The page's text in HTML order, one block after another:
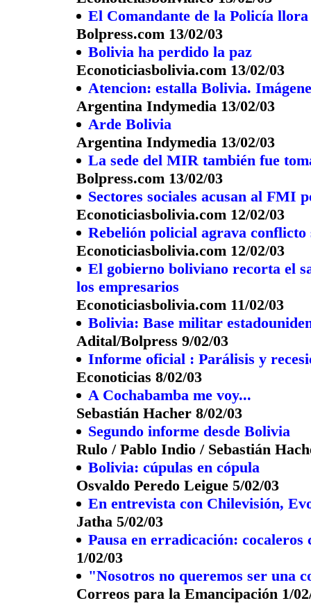
El Comandante de la Policía
Bolpress.com 13/02/03
Bolivia ha perdido la paz
Econoticiasbolivia.com 13/02/03
Atencion: estalla Bolivia.
Argentina Indymedia 13/02/03
Arde Bolivia
Argentina Indymedia 13/02/03
La sede del MIR también fue
Bolpress.com 13/02/03
Sectores sociales acusan al FMI
Econoticiasbolivia.com 12/02/03
Rebelión policial agrava conflicto
Econoticiasbolivia.com 12/02/03
El gobierno boliviano recorta el
los empresarios
Econoticiasbolivia.com 11/02/03
Bolivia: Base militar
Adital/Bolpress 9/02/03
Informe oficial : Parálisis y
Econoticias 8/02/03
A Cochabamba me voy...
Sebastián Hacher 8/02/03
Segundo informe desde Bolivia
Rulo / Pablo Indio / Sebastián
Bolivia: cúpulas en cópula
Osvaldo Peredo Leigue 5/02/03
En entrevista con Chilevisión,
Jatha 5/02/03
Pausa en erradicación:
1/02/03
"Nosotros no queremos ser una
Correos para la Emancipación 1/